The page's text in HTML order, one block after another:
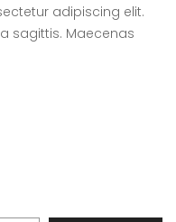
adipiscing elit.
sagittis. Maecenas